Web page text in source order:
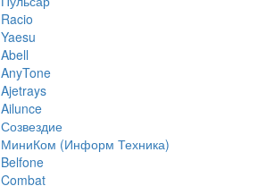
Racio
Yaesu
Abell
AnyTone
Ajetrays
Ailunce
Созвездие
МиниКом (Информ Техника)
Belfone
Combat